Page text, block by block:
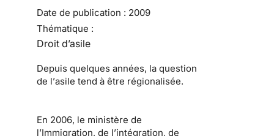
Date de publication : 2009
Thématique :
Droit d’asile
Depuis quelques années, la question
de l’asile tend à être régionalisée.
En 2006, le ministère de
l’Immigration, de l’intégration, de